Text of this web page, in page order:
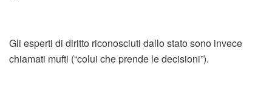
Gli esperti di diritto riconosciuti dallo stato sono invece
chiamati mufti (“colui che prende le decisioni”).